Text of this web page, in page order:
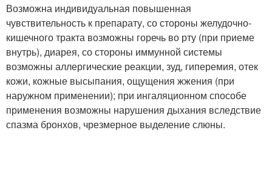
Возможна индивидуальная повышенная
чувствительность к препарату, со стороны желудочно-
кишечного тракта возможны горечь во рту (при приеме
внутрь), диарея, со стороны иммунной системы
возможны аллергические реакции, зуд, гиперемия, отек
кожи, кожные высыпания, ощущения жжения (при
наружном применении); при ингаляционном способе
применения возможны нарушения дыхания вследствие
спазма бронхов, чрезмерное выделение слюны.